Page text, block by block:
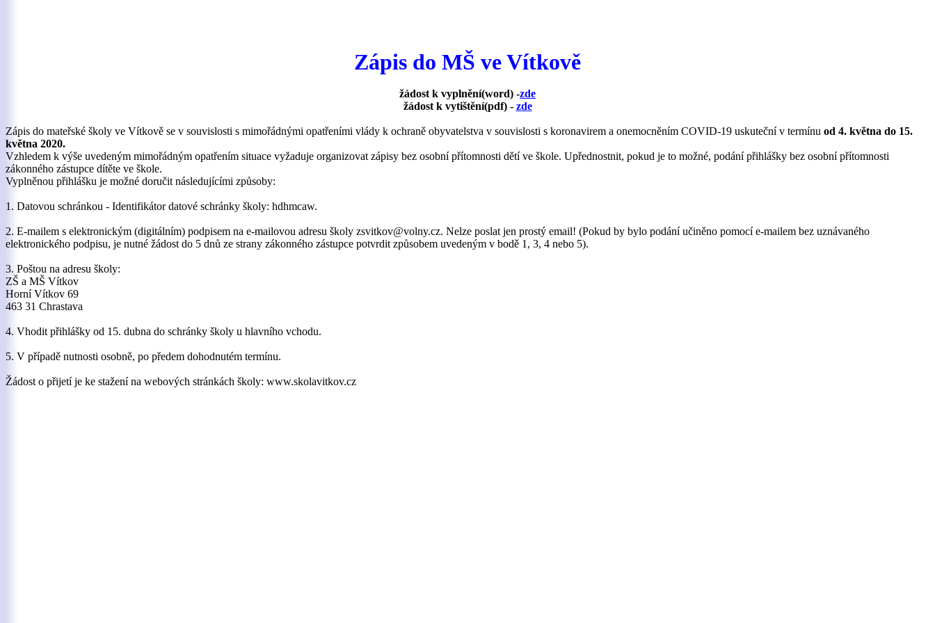
Zápis do MŠ ve Vítkově
žádost k vyplnění(word) -zde
žádost k vytištění(pdf) - zde
Zápis do mateřské školy ve Vítkově se v souvislosti s mimořádnými opatřeními vlády k ochraně obyvatelstva v souvislosti s koronavirem a onemocněním COVID-19 uskuteční v termínu od 4. května do 15.
května 2020.
Vzhledem k výše uvedeným mimořádným opatřením situace vyžaduje organizovat zápisy bez osobní přítomnosti dětí ve škole. Upřednostnit, pokud je to možné, podání přihlášky bez osobní přítomnosti
zákonného zástupce dítěte ve škole.
Vyplněnou přihlášku je možné doručit následujícími způsoby:
1. Datovou schránkou - Identifikátor datové schránky školy: hdhmcaw.
2. E-mailem s elektronickým (digitálním) podpisem na e-mailovou adresu školy zsvitkov@volny.cz. Nelze poslat jen prostý email! (Pokud by bylo podání učiněno pomocí e-mailem bez uznávaného
elektronického podpisu, je nutné žádost do 5 dnů ze strany zákonného zástupce potvrdit způsobem uvedeným v bodě 1, 3, 4 nebo 5).
3. Poštou na adresu školy:
ZŠ a MŠ Vítkov
Horní Vítkov 69
463 31 Chrastava
4. Vhodit přihlášky od 15. dubna do schránky školy u hlavního vchodu.
5. V případě nutnosti osobně, po předem dohodnutém termínu.
Žádost o přijetí je ke stažení na webových stránkách školy: www.skolavitkov.cz